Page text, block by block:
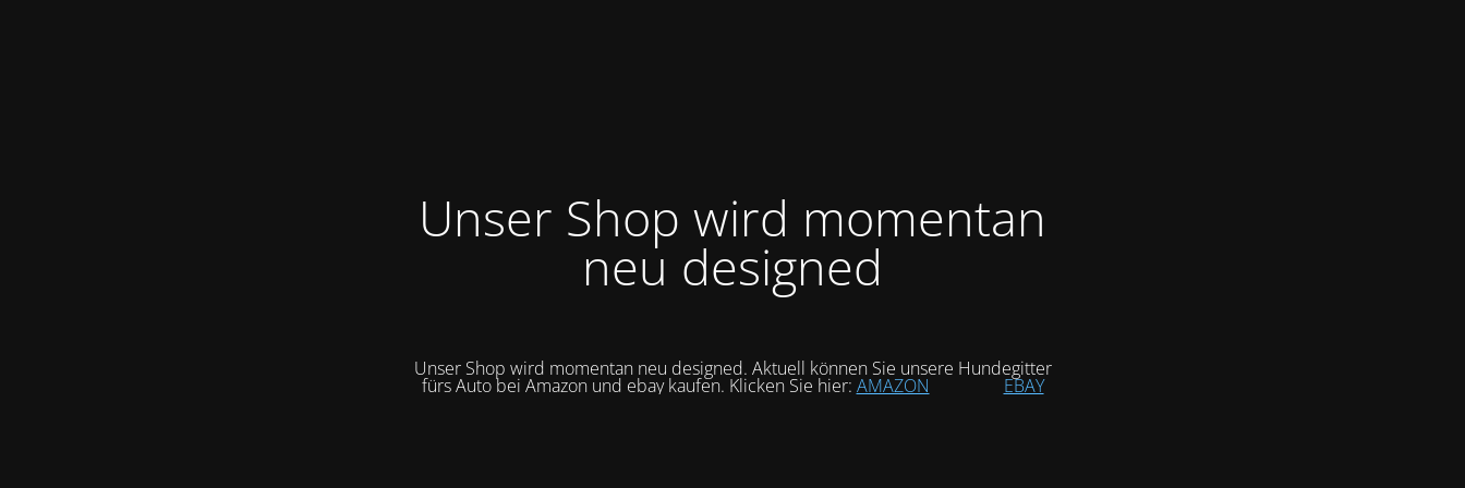
Unser Shop wird momentan
neu designed
Unser Shop wird momentan neu designed. Aktuell können Sie unsere Hundegitter
fürs Auto bei Amazon und ebay kaufen. Klicken Sie hier: AMAZON EBAY